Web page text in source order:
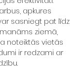
apkures
sasniegt pat līdz
ziemā,
noteiktās vietās
ir redzami ar